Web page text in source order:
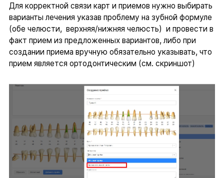
Для корректной связи карт и приемов нужно выбирать
варианты лечения указав проблему на зубной формуле
(обе челюсти, верхняя/нижняя челюсть) и провести в
факт прием из предложенных вариантов, либо при
создании приема вручную обязательно указывать, что
прием является ортодонтическим (см. скриншот)